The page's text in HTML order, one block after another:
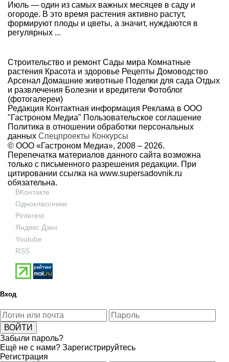
Июль — один из самых важных месяцев в саду и
огороде. В это время растения активно растут,
формируют плоды и цветы, а значит, нуждаются в
регулярных ...
Строительство и ремонт Сады мира Комнатные
растения Красота и здоровье Рецепты Домоводство
Арсенал Домашние животные Поделки для сада Отдых
и развлечения Болезни и вредители Фотоблог
(фотогалереи)
Редакция Контактная информация Реклама в ООО
"Гастроном Медиа" Пользовательское соглашение
Политика в отношении обработки персональных
данных Спецпроекты Конкурсы
© ООО «Гастроном Медиа», 2008 – 2026.
Перепечатка материалов данного сайта возможна
только с письменного разрешения редакции. При
цитировании ссылка на www.supersadovnik.ru
обязательна.
ВКонтакте
Одноклассники
Pinterest
Яндекс Дзен
Youtube
RSS
Вход
Забыли пароль?
Ещё не с нами? Зарегистрируйтесь
Регистрация